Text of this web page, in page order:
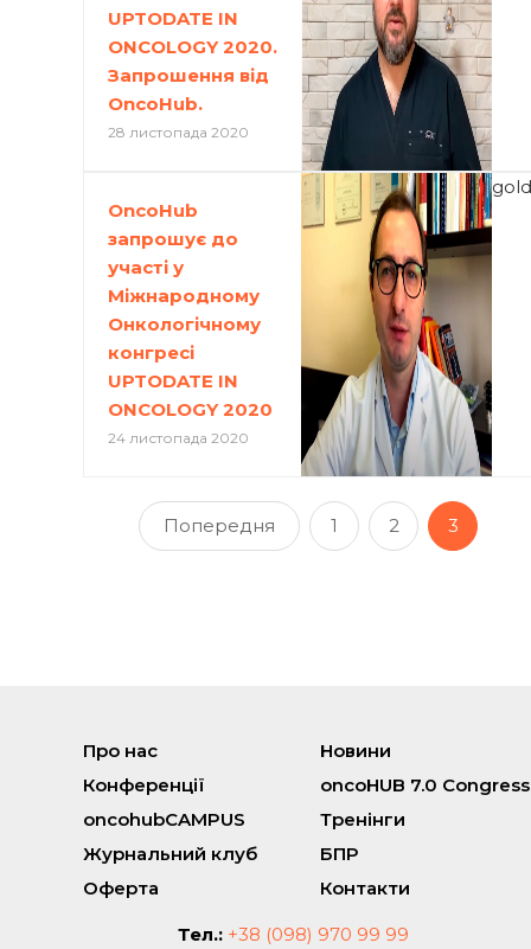
UPTODATE IN
ONCOLOGY 2020.
Запрошення від
OncoHub.
28 листопада 2020
gold
OncoHub
запрошує до
участі у
Міжнародному
Онкологічному
конгресі
UPTODATE IN
ONCOLOGY 2020
24 листопада 2020
Попередня 1 2 3
Про нас
Новини
Конференції
oncoHUB 7.0 Congress
oncohubCAMPUS
Тренінги
Журнальний клуб
БПР
Оферта
Контакти
Тел.: +38 (098) 970 99 99